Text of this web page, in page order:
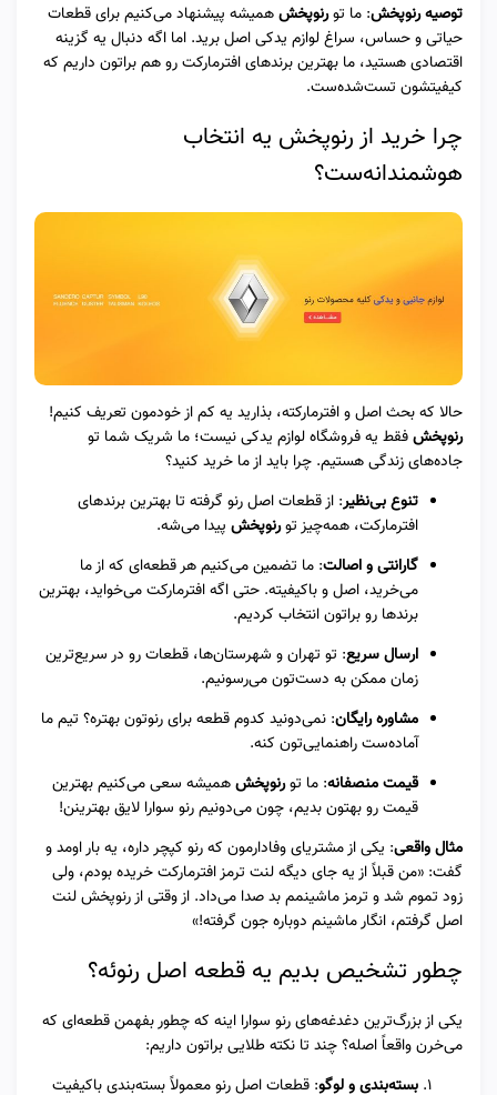
توصیه رنوپخش: ما تورنوپخشهمیشه پیشنهاد می‌کنیم برای قطعات
حیاتی و حساس، سراغ لوازم یدکی اصل برید. اما اگه دنبال یه گزینه
اقتصادی هستید، ما بهترین برندهای افترمارکت رو هم براتون داریم که
کیفیتشون تست‌شده‌ست.
چرا خرید از رنوپخش یه انتخاب
هوشمندانه‌ست؟
حالا که بحث اصل و افترمارکته، بذارید یه کم از خودمون تعریف کنیم!
رنوپخشفقط یه فروشگاه لوازم یدکی نیست؛ ما شریک شما تو
جاده‌های زندگی هستیم. چرا باید از ما خرید کنید؟
تنوع بی‌نظیر: از قطعات اصل رنو گرفته تا بهترین برندهای
افترمارکت، همه‌چیز تورنوپخش پیدا می‌شه.
گارانتی و اصالت: ما تضمین می‌کنیم هر قطعه‌ای که از ما
می‌خرید، اصل و باکیفیته. حتی اگه افترمارکت می‌خواید، بهترین
برندها رو براتون انتخاب کردیم.
ارسال سریع: تو تهران و شهرستان‌ها، قطعات رو در سریع‌ترین
زمان ممکن به دست‌تون می‌رسونیم.
مشاوره رایگان: نمی‌دونید کدوم قطعه برای رنوتون بهتره؟ تیم ما
آماده‌ست راهنمایی‌تون کنه.
قیمت منصفانه: ما تورنوپخشهمیشه سعی می‌کنیم بهترین
قیمت رو بهتون بدیم، چون می‌دونیم رنو سوارا لایق بهترینن!
مثال واقعی: یکی از مشتریای وفادارمون که رنو کپچر داره، یه بار اومد و
گفت: «من قبلاً از یه جای دیگه لنت ترمز افترمارکت خریده بودم، ولی
زود تموم شد و ترمز ماشینمم بد صدا می‌داد. از وقتی از رنوپخش لنت
اصل گرفتم، انگار ماشینم دوباره جون گرفته!»
چطور تشخیص بدیم یه قطعه اصل رنوئه؟
یکی از بزرگ‌ترین دغدغه‌های رنو سوارا اینه که چطور بفهمن قطعه‌ای که
می‌خرن واقعاً اصله؟ چند تا نکته طلایی براتون داریم:
بسته‌بندی و لوگو: قطعات اصل رنو معمولاً بسته‌بندی باکیفیت